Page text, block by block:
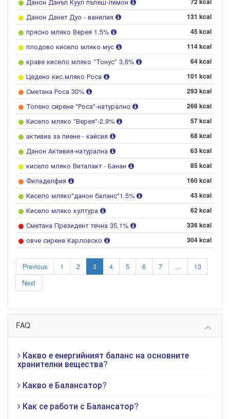
Данон Данет Дуо - ванилия 131 kcal
прясно мляко Верея 1.5% 45 kcal
плодово кисело мляко мус 114 kcal
краве кисело мляко "Тонус" 3,6% 64 kcal
Цедено кис.мляко Роса 101 kcal
Сметана Роса 30% 293 kcal
Топено сирене "Роса"-натурално 266 kcal
Кисело мляко "Верея"-2.9% 57 kcal
активиа за пиене - кайсия 68 kcal
Данон Активия-натурална 63 kcal
кисело мляко Виталакт - Банан 85 kcal
Филаделфия 160 kcal
Кисело мляко"данон баланс"1.5% 43 kcal
Кисело мляко култура 62 kcal
Сметана Президент течна 35,1% 336 kcal
овче сирене Карловско 304 kcal
Previous 1 2 3 4 5 6 7 ...
13
Next
FAQ
Какво е енергийният баланс на основните
хранителни вещества?
Какво е Балансатор?
Как се работи с Балансатор?